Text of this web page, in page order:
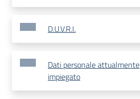
D.U.V.R.I.
Dati personale attualmente
impiegato